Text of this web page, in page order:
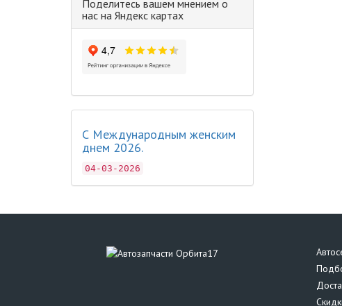
Поделитесь вашем мнением о
нас на Яндекс картах
С Международным женским
днем 2026.
04-03-2026